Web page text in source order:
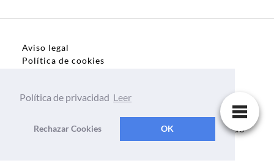
Aviso legal
Política de cookies
Dedicatorias, frases, textos para todo el mundo
Política de privacidad Leer
Rechazar Cookies OK